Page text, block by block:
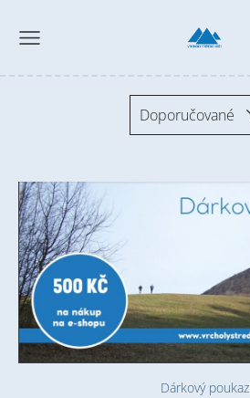
Doporučované
Dárkový poukaz